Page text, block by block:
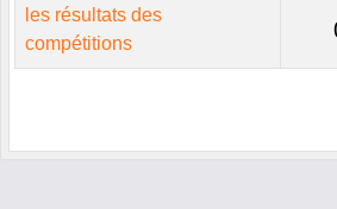
les résultats des
compétitions